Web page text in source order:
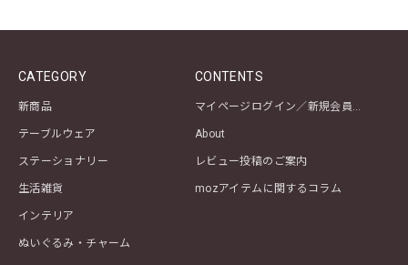
CATEGORY
新商品
テーブルウェア
ステーショナリー
生活雑貨
インテリア
ぬいぐるみ・チャーム
CONTENTS
About
レビュー投稿のご案内
mozアイテムに関するコラム